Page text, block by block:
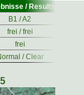
/ Results
B1 / A2
frei / frei
frei
/ Clear